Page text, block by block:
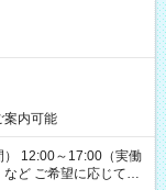
内可能
12:00～17:00（実働
て、